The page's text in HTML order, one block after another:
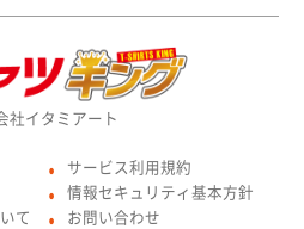
社イタミアート
て
● サービス利用規約
● 情報セキュリティ基本方針
● お問い合わせ